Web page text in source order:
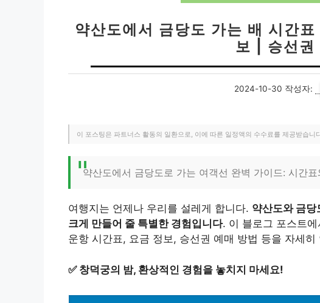
약산도에서 금당도 가는 배 시간
보 | 승선권
2024-10-30 작성자:
이 포스팅은 파트너스 활동의 일환으로, 이에 따른 일정액의 수수료를 제공받습니
약산도에서 금당도로 가는 여객선 완벽 가이드: 시간
여행지는 언제나 우리를 설레게 합니다. 약산도와 금당
크게 만들어 줄 특별한 경험입니다. 이 블로그 포스트
운항 시간표, 요금 정보, 승선권 예매 방법 등을 자세히
✅ 창덕궁의 밤, 환상적인 경험을 놓치지 마세요!